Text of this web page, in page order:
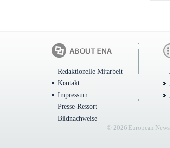
Redaktionelle Mitarbeit
Kontakt
Impressum
Presse-Ressort
Bildnachweise
© 2026 European